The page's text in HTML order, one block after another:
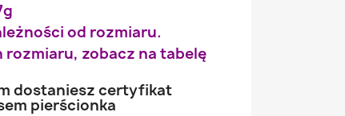
od rozmiaru.
rozmiaru, zobacz na tabelę
dostaniesz certyfikat
pierścionka